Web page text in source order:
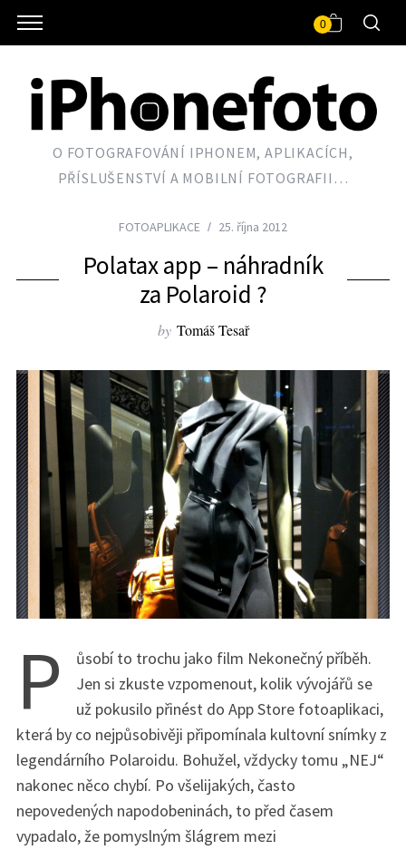
0
O FOTOGRAFOVÁNÍ IPHONEM, APLIKACÍCH,
PŘÍSLUŠENSTVÍ A MOBILNÍ FOTOGRAFII…
FOTOAPLIKACE 25. října 2012
Polatax app – náhradník
za Polaroid ?
by Tomáš Tesař
P
ůsobí to trochu jako film Nekonečný příběh.
Jen si zkuste vzpomenout, kolik vývojářů se
už pokusilo přinést do App Store fotoaplikaci,
která by co nejpůsobivěji připomínala kultovní snímky z
legendárního Polaroidu. Bohužel, vždycky tomu „NEJ“
nakonec něco chybí. Po všelijakých, často
nepovedených napodobeninách, to před časem
vypadalo, že pomyslným šlágrem mezi